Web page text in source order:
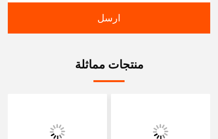
ارسل
منتجات مماثلة